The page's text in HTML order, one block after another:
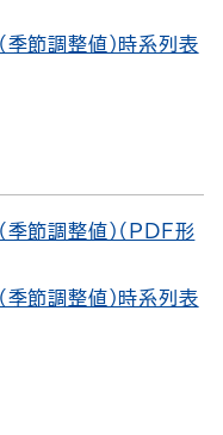
季節調整値）時系列表
季節調整値）（PDF形
季節調整値）時系列表